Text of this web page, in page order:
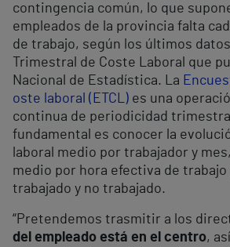
contingencia común, lo que
empleados de la provincia falta
de trabajo, según los últimos
Trimestral de Coste Laboral que
Nacional de Estadística. La
oste laboral (ETCL) es una
continua de periodicidad
fundamental es conocer la
laboral medio por trabajador y
medio por hora efectiva de trabajo
trabajado y no trabajado.
“Pretendemos trasmitir a los
del empleado está en el centro,